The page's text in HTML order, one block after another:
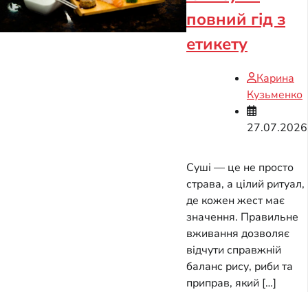
повний гід з
етикету
Карина
Кузьменко
27.07.2026
Суші — це не просто
страва, а цілий ритуал,
де кожен жест має
значення. Правильне
вживання дозволяє
відчути справжній
баланс рису, риби та
приправ, який […]